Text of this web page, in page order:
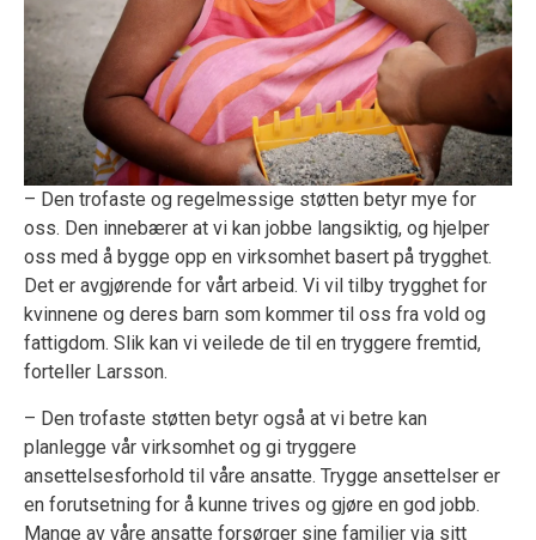
– Den trofaste og regelmessige støtten betyr mye for
oss. Den innebærer at vi kan jobbe langsiktig, og hjelper
oss med å bygge opp en virksomhet basert på trygghet.
Det er avgjørende for vårt arbeid. Vi vil tilby trygghet for
kvinnene og deres barn som kommer til oss fra vold og
fattigdom. Slik kan vi veilede de til en tryggere fremtid,
forteller Larsson.
– Den trofaste støtten betyr også at vi betre kan
planlegge vår virksomhet og gi tryggere
ansettelsesforhold til våre ansatte. Trygge ansettelser er
en forutsetning for å kunne trives og gjøre en god jobb.
Mange av våre ansatte forsørger sine familier via sitt